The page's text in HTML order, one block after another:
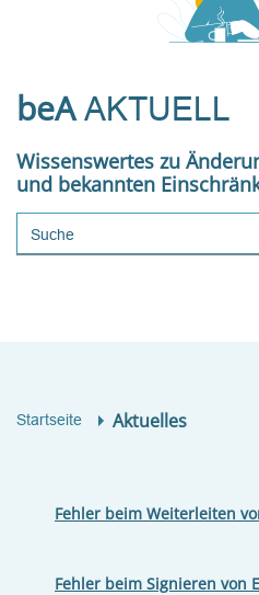
beAAKTUELL
Wissenswertes zu
und bekannten
Suchbegriff
Startseite Aktuelles
Fehler beim Weiterleiten
Fehler beim Signieren von